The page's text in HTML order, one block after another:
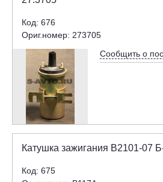
Код: 676
Ориг.номер: 273705
Сообщить о
Катушка зажигания В2101-07
Код: 675